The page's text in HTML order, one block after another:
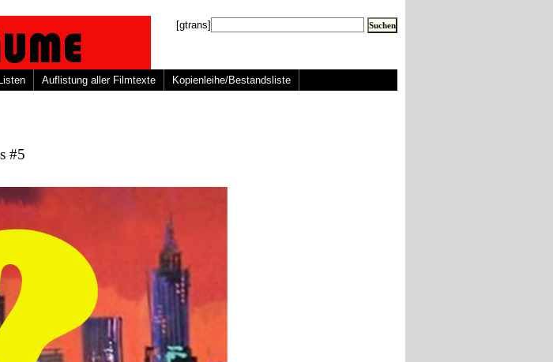
[gtrans]
Listen Auflistung aller Filmtexte Kopienleihe/Bestandsliste
#5